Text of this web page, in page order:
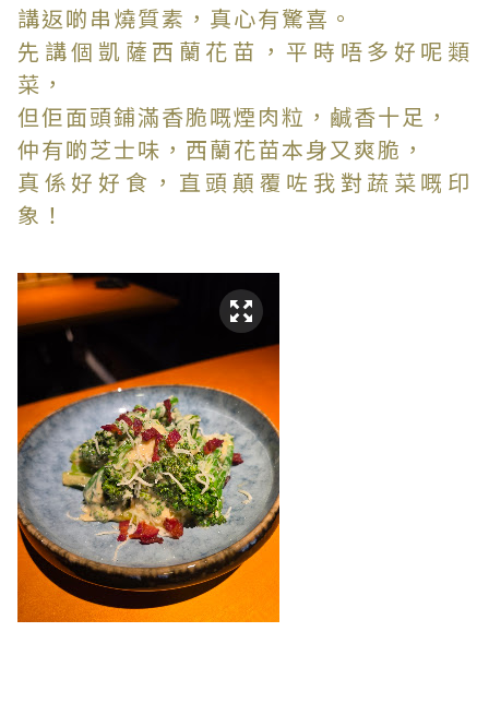
講返啲串燒質素，真心有驚喜。
先講個凱薩西蘭花苗，平時唔多好呢類
菜，
但佢面頭鋪滿香脆嘅煙肉粒，鹹香十足，
仲有啲芝士味，西蘭花苗本身又爽脆，
真係好好食，直頭顛覆咗我對蔬菜嘅印
象！